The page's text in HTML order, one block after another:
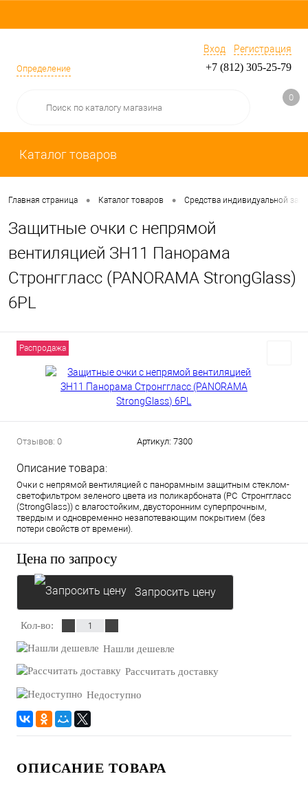
Определение
Вход Регистрация
+7 (812) 305-25-79
0
Каталог товаров
Главная страница • Каталог товаров • Средства индивидуальной
Защитные очки с непрямой
вентиляцией ЗН11 Панорама
Стронггласс (PANORAMA StrongGlass)
6PL
Распродажа
Отзывов: 0 Артикул: 7300
Описание товара:
Очки с непрямой вентиляцией с панорамным защитным стеклом-
светофильтром зеленого цвета из поликарбоната (РС Стронггласс
(StrongGlass)) с влагостойким, двусторонним суперпрочным,
твердым и одновременно незапотевающим покрытием (без
потери свойств от времени).
Цена по запросу
Запросить цену
Кол-во:
Нашли дешевле
Рассчитать доставку
Недоступно
ОПИСАНИЕ ТОВАРА